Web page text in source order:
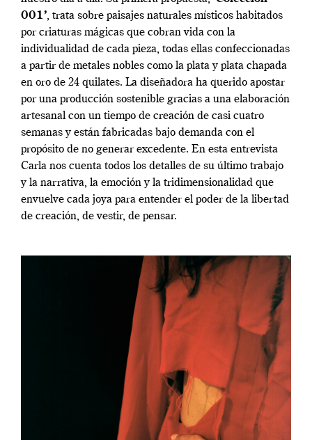
001’, trata sobre paisajes naturales místicos habitados
por criaturas mágicas que cobran vida con la
individualidad de cada pieza, todas ellas confeccionadas
a partir de metales nobles como la plata y plata chapada
en oro de 24 quilates. La diseñadora ha querido apostar
por una producción sostenible gracias a una elaboración
artesanal con un tiempo de creación de casi cuatro
semanas y están fabricadas bajo demanda con el
propósito de no generar excedente. En esta entrevista
Carla nos cuenta todos los detalles de su último trabajo
y la narrativa, la emoción y la tridimensionalidad que
envuelve cada joya para entender el poder de la libertad
de creación, de vestir, de pensar.